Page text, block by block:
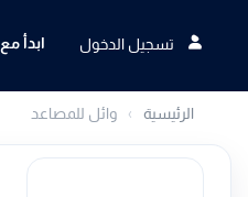
تسجيل الدخول ابدأ مع V WIRES
الرئيسية وائل للمصاعد